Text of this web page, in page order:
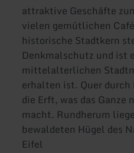
attraktive Geschäfte
vielen gemütlichen
historische Stadtkern
Denkmalschutz und ist
mittelalterlichen
erhalten ist. Quer
die Erft, was das Ganze
macht. Rundherum
bewaldeten Hügel des
Eifel